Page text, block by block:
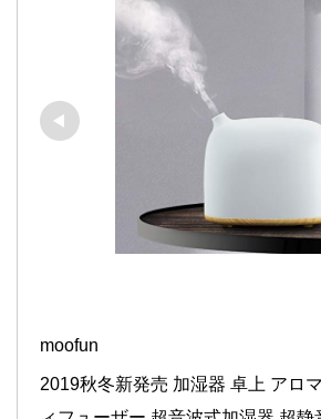
moofun
2019秋冬新発売 加湿器 卓上 アロ